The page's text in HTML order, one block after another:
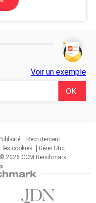
Voir un exemple
Recrutement
les cookies
Gérer Utiq
© 2026 CCM Benchmark